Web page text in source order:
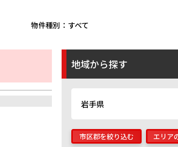
物件種別： すべて
地域から探す
岩手県
市区郡を絞り込む エリア